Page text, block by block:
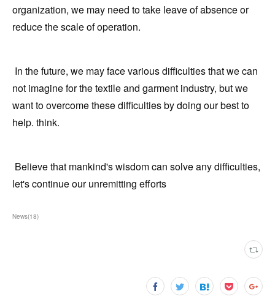
organization, we may need to take leave of absence or
reduce the scale of operation.
In the future, we may face various difficulties that we can
not imagine for the textile and garment industry, but we
want to overcome these difficulties by doing our best to
help. think.
Believe that mankind's wisdom can solve any difficulties,
let's continue our unremitting efforts
News(18)